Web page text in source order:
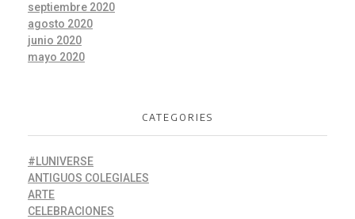
septiembre 2020
agosto 2020
junio 2020
mayo 2020
CATEGORIES
#LUNIVERSE
ANTIGUOS COLEGIALES
ARTE
CELEBRACIONES